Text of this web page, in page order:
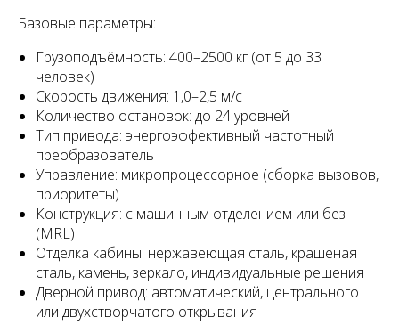
Базовые параметры:
Грузоподъёмность: 400–2500 кг (от 5 до 33
человек)
Скорость движения: 1,0–2,5 м/с
Количество остановок: до 24 уровней
Тип привода: энергоэффективный частотный
преобразователь
Управление: микропроцессорное (сборка вызовов,
приоритеты)
Конструкция: с машинным отделением или без
(MRL)
Отделка кабины: нержавеющая сталь, крашеная
сталь, камень, зеркало, индивидуальные решения
Дверной привод: автоматический, центрального
или двухстворчатого открывания